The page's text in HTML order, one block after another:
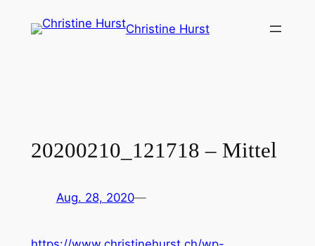
Inhalt
Christine Hurst
20200210_121718 – Mittel
Aug. 28, 2020—